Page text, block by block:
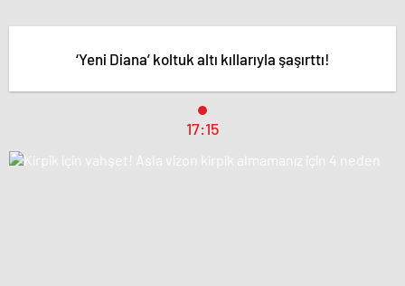
‘Yeni Diana’ koltuk altı kıllarıyla şaşırttı!
17:15